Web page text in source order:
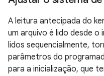
A leitura antecipada do
um arquivo é lido desde o
lidos sequencialmente,
parâmetros do
para a inicialização, que